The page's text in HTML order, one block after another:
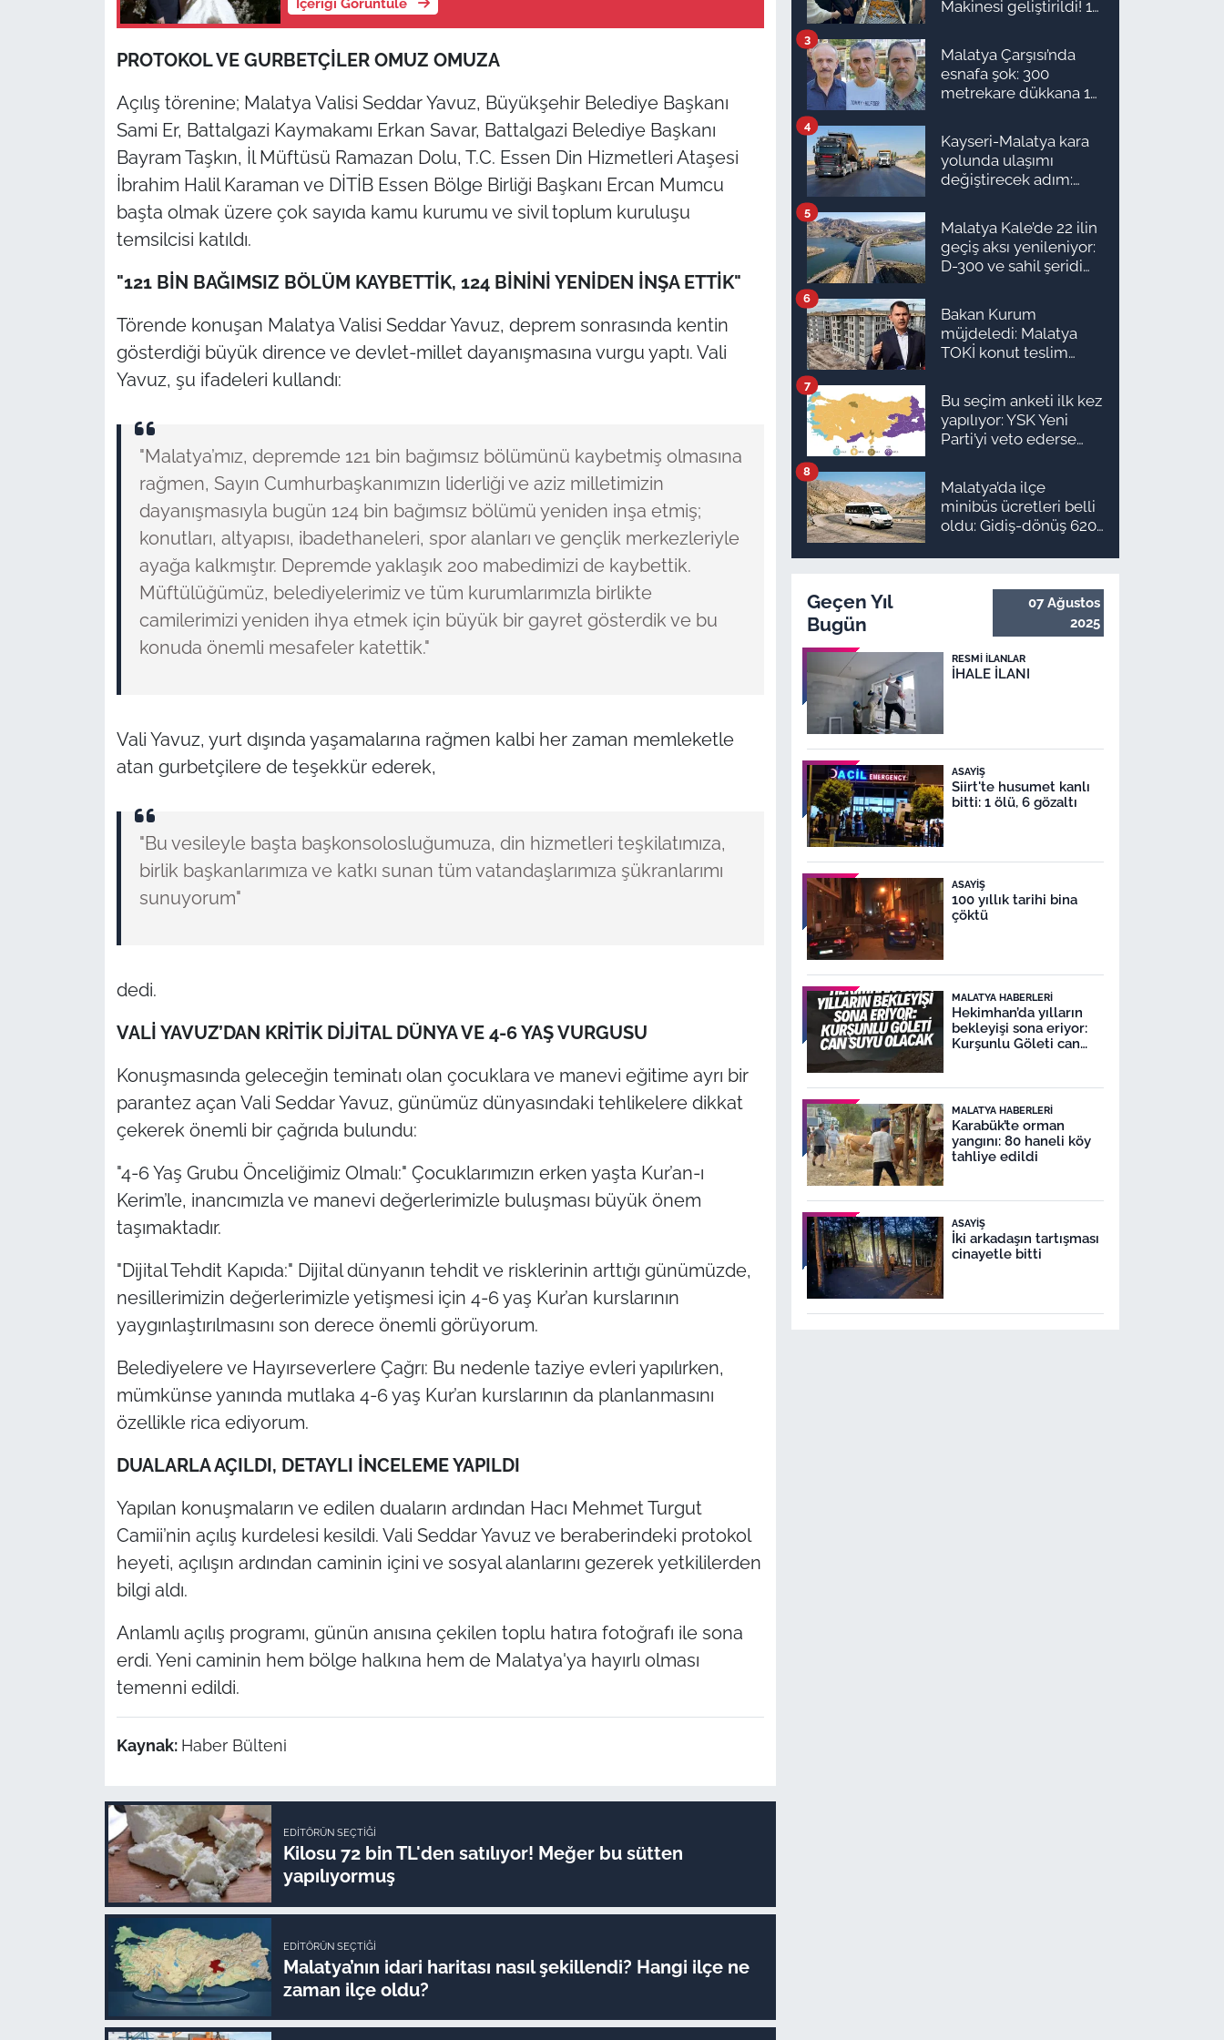
İçeriği Görüntüle
PROTOKOL VE GURBETÇİLER OMUZ OMUZA
Açılış törenine; Malatya Valisi Seddar Yavuz, Büyükşehir Belediye Başkanı
Sami Er, Battalgazi Kaymakamı Erkan Savar, Battalgazi Belediye Başkanı
Bayram Taşkın, İl Müftüsü Ramazan Dolu, T.C. Essen Din Hizmetleri Ataşesi
İbrahim Halil Karaman ve DİTİB Essen Bölge Birliği Başkanı Ercan Mumcu
başta olmak üzere çok sayıda kamu kurumu ve sivil toplum kuruluşu
temsilcisi katıldı.
"121 BİN BAĞIMSIZ BÖLÜM KAYBETTİK, 124 BİNİNİ YENİDEN İNŞA ETTİK"
Törende konuşan Malatya Valisi Seddar Yavuz, deprem sonrasında kentin
gösterdiği büyük dirence ve devlet-millet dayanışmasına vurgu yaptı. Vali
Yavuz, şu ifadeleri kullandı:
"Malatya’mız, depremde 121 bin bağımsız bölümünü kaybetmiş olmasına
rağmen, Sayın Cumhurbaşkanımızın liderliği ve aziz milletimizin
dayanışmasıyla bugün 124 bin bağımsız bölümü yeniden inşa etmiş;
konutları, altyapısı, ibadethaneleri, spor alanları ve gençlik merkezleriyle
ayağa kalkmıştır. Depremde yaklaşık 200 mabedimizi de kaybettik.
Müftülüğümüz, belediyelerimiz ve tüm kurumlarımızla birlikte
camilerimizi yeniden ihya etmek için büyük bir gayret gösterdik ve bu
konuda önemli mesafeler katettik."
Vali Yavuz, yurt dışında yaşamalarına rağmen kalbi her zaman memleketle
atan gurbetçilere de teşekkür ederek,
"Bu vesileyle başta başkonsolosluğumuza, din hizmetleri teşkilatımıza,
birlik başkanlarımıza ve katkı sunan tüm vatandaşlarımıza şükranlarımı
sunuyorum"
dedi.
VALİ YAVUZ’DAN KRİTİK DİJİTAL DÜNYA VE 4-6 YAŞ VURGUSU
Konuşmasında geleceğin teminatı olan çocuklara ve manevi eğitime ayrı bir
parantez açan Vali Seddar Yavuz, günümüz dünyasındaki tehlikelere dikkat
çekerek önemli bir çağrıda bulundu:
"4-6 Yaş Grubu Önceliğimiz Olmalı:" Çocuklarımızın erken yaşta Kur’an-ı
Kerim’le, inancımızla ve manevi değerlerimizle buluşması büyük önem
taşımaktadır.
"Dijital Tehdit Kapıda:" Dijital dünyanın tehdit ve risklerinin arttığı günümüzde,
nesillerimizin değerlerimizle yetişmesi için 4-6 yaş Kur’an kurslarının
yaygınlaştırılmasını son derece önemli görüyorum.
Belediyelere ve Hayırseverlere Çağrı: Bu nedenle taziye evleri yapılırken,
mümkünse yanında mutlaka 4-6 yaş Kur’an kurslarının da planlanmasını
özellikle rica ediyorum.
DUALARLA AÇILDI, DETAYLI İNCELEME YAPILDI
Yapılan konuşmaların ve edilen duaların ardından Hacı Mehmet Turgut
Camii’nin açılış kurdelesi kesildi. Vali Seddar Yavuz ve beraberindeki protokol
heyeti, açılışın ardından caminin içini ve sosyal alanlarını gezerek yetkililerden
bilgi aldı.
Anlamlı açılış programı, günün anısına çekilen toplu hatıra fotoğrafı ile sona
erdi. Yeni caminin hem bölge halkına hem de Malatya'ya hayırlı olması
temenni edildi.
Kaynak: Haber Bülteni
EDITÖRÜN SEÇTIĞI
Kilosu 72 bin TL'den satılıyor! Meğer bu sütten
yapılıyormuş
EDITÖRÜN SEÇTIĞI
Malatya’nın idari haritası nasıl şekillendi? Hangi ilçe ne
zaman ilçe oldu?
Makinesi geliştirildi! 16
Malatya Çarşısı’nda
esnafa şok: 300
metrekare dükkana 1
3
Kayseri-Malatya kara
yolunda ulaşımı
değiştirecek adım:
4
Malatya Kale’de 22 ilin
geçiş aksı yenileniyor:
D-300 ve sahil şeridi
5
Bakan Kurum
müjdeledi: Malatya
TOKİ konut teslim
ilçe ilçe teslimat
takvimi ve ödeme
planı
6
Bu seçim anketi ilk kez
yapılıyor: YSK Yeni
Parti’yi veto ederse
olur?
7
Malatya’da ilçe
minibüs ücretleri belli
oldu: Gidiş-dönüş 620
8
Geçen Yıl
Bugün
07 Ağustos
2025
RESMI İLANLAR
İHALE İLANI
ASAYIŞ
Siirt'te husumet kanlı
bitti: 1 ölü, 6 gözaltı
ASAYIŞ
100 yıllık tarihi bina
çöktü
MALATYA HABERLERI
Hekimhan’da yılların
bekleyişi sona eriyor:
Kurşunlu Göleti can
MALATYA HABERLERI
Karabük’te orman
yangını: 80 haneli köy
tahliye edildi
ASAYIŞ
İki arkadaşın tartışması
cinayetle bitti